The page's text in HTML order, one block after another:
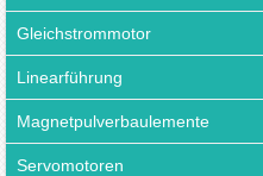
Gleichstrommotor
Linearführung
Magnetpulverbaulemente
Servomotoren